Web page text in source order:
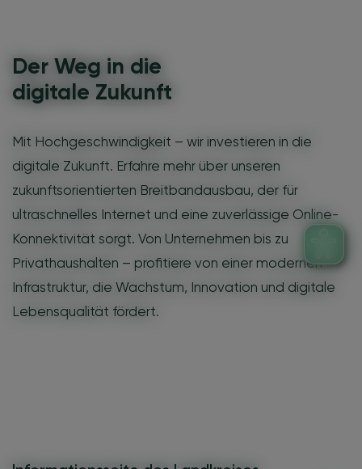
Der Weg in die
digitale Zukunft
Mit Hochgeschwindigkeit – wir investieren in die
digitale Zukunft. Erfahre mehr über unseren
zukunftsorientierten Breitbandausbau, der für
ultraschnelles Internet und eine zuverlässige Online-
Konnektivität sorgt. Von Unternehmen bis zu
Privathaushalten – profitiere von einer modernen
Infrastruktur, die Wachstum, Innovation und digitale
Lebensqualität fördert.